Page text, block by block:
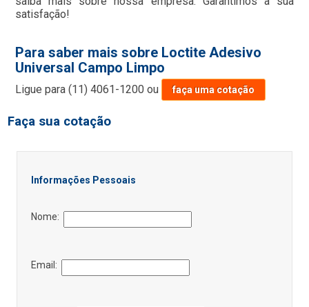
satisfação!
Para saber mais sobre Loctite Adesivo
Universal Campo Limpo
Ligue para(11) 4061-1200 ou faça uma cotação
Faça sua cotação
Informações Pessoais
Nome:
Email: